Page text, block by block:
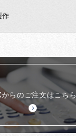
作
からのご注文はこちら